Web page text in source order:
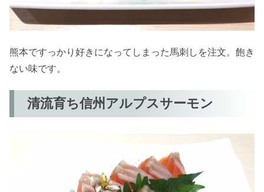
熊本ですっかり好きになってしまった馬刺しを注文。飽き
ない味です。
清流育ち信州アルプスサーモン